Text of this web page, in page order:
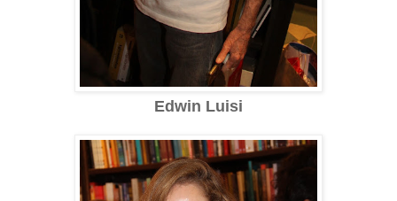
Edwin Luisi